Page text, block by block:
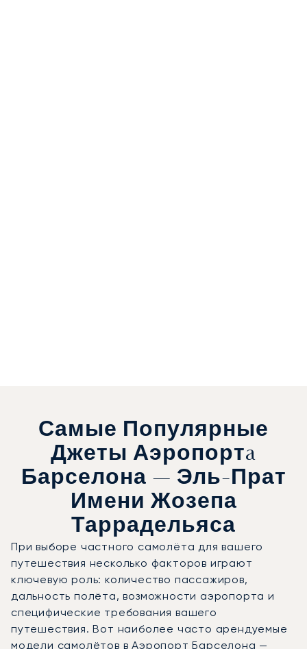
Самые Популярные
Джеты Аэропортa
Барселона — Эль-Прат
Имени Жозепа
Таррадельяса
При выборе частного самолёта для вашего
путешествия несколько факторов играют
ключевую роль: количество пассажиров,
дальность полёта, возможности аэропорта и
специфические требования вашего
путешествия. Вот наиболее часто арендуемые
модели самолётов в Аэропорт Барселона —